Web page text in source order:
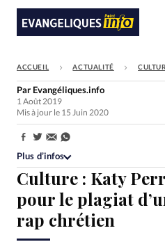
FAIRE
Faire un don
Société
Monde
Bible
Toute l'actualité
ACCUEIL ACTUALITÉ
Culture : Katy
pour le plagiat
rap chrétien
Par Evangéliques.info
1 Août 2019
Mis à jour le 15 Juin 2020
Partager:
Plus d’infos